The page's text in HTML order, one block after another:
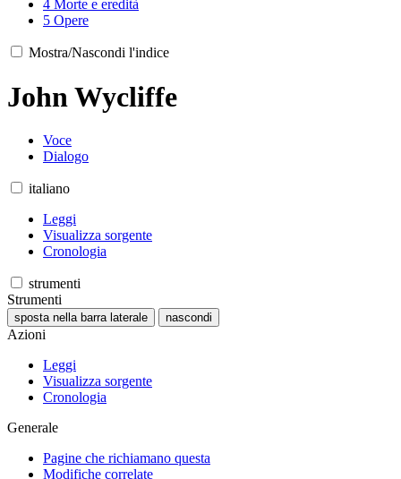
4 Morte e eredità
5 Opere
Mostra/Nascondi l'indice
John Wycliffe
Voce
Dialogo
italiano
Leggi
Visualizza sorgente
Cronologia
strumenti
Strumenti
sposta nella barra laterale nascondi
Azioni
Leggi
Visualizza sorgente
Cronologia
Generale
Pagine che richiamano questa
Modifiche correlate